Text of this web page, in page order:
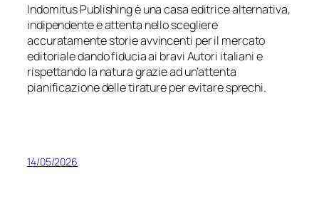
Indomitus Publishing è una casa editrice alternativa,
indipendente e attenta nello scegliere
accuratamente storie avvincenti per il mercato
editoriale dando fiducia ai bravi Autori italiani e
rispettando la natura grazie ad un’attenta
pianificazione delle tirature per evitare sprechi.
14/05/2026